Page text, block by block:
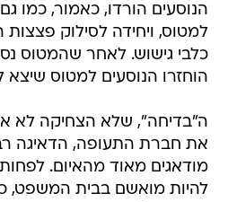
הנוסעים הורדו, כאמור, כמו
למטוס, ויחידה לסילוק
כלבי גישוש. לאחר שהמטוס
הוחזרו הנוסעים למטוס שיצא
ה"בדיחה", שלא הצחיקה לא
את חברת התעופה, הדאיגה
מודאגים מאוד מהאיום.
להיות מואשם בבית המשפט,